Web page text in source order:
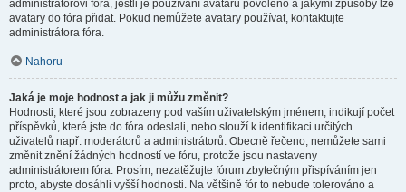
administrátorovi fóra, jestli je používání avatarů povoleno a jakými způsoby lze
avatary do fóra přidat. Pokud nemůžete avatary používat, kontaktujte
administrátora fóra.
Nahoru
Jaká je moje hodnost a jak ji můžu změnit?
Hodnosti, které jsou zobrazeny pod vaším uživatelským jménem, indikují počet
příspěvků, které jste do fóra odeslali, nebo slouží k identifikaci určitých
uživatelů např. moderátorů a administrátorů. Obecně řečeno, nemůžete sami
změnit znění žádných hodností ve fóru, protože jsou nastaveny
administrátorem fóra. Prosím, nezatěžujte fórum zbytečným přispíváním jen
proto, abyste dosáhli vyšší hodnosti. Na většině fór to nebude tolerováno a